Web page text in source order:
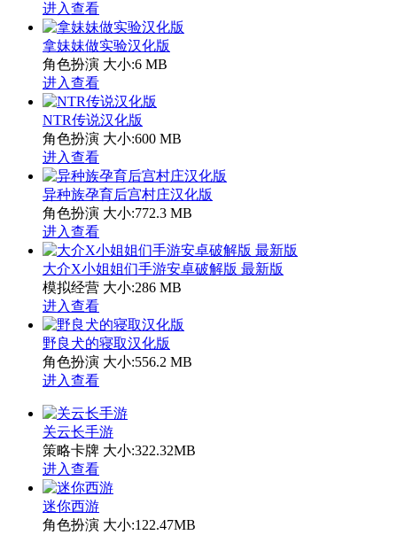
进入查看
拿妹妹做实验汉化版
角色扮演 大小:6 MB
进入查看
NTR传说汉化版
角色扮演 大小:600 MB
进入查看
异种族孕育后宫村庄汉化版
角色扮演 大小:772.3 MB
进入查看
大介X小姐姐们手游安卓破解版 最新版
模拟经营 大小:286 MB
进入查看
野良犬的寝取汉化版
角色扮演 大小:556.2 MB
进入查看
关云长手游
策略卡牌 大小:322.32MB
进入查看
迷你西游
角色扮演 大小:122.47MB